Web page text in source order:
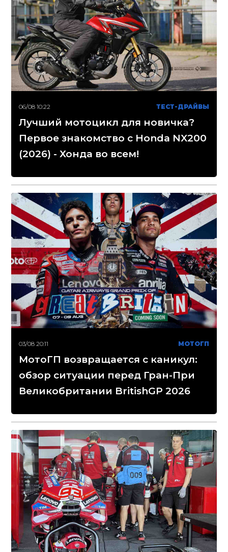
06/08 10:22 ТЕСТ-ДРАЙВЫ
Лучший мотоцикл для новичка?
Первое знакомство с Honda NX200
(2026) - Хонда во всем!
03/08 20:11 МОТОГП
МотоГП возвращается с каникул:
обзор ситуации перед Гран-При
Великобритании BritishGP 2026